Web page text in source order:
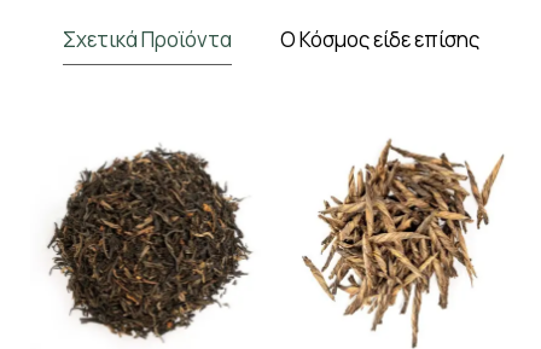
Σχετικά Προϊόντα Ο Κόσμος είδε επίσης